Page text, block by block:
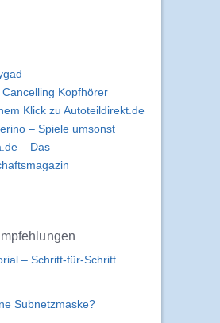
Cancelling Kopfhörer
Klick zu Autoteildirekt.de
– Spiele umsonst
– Das
– Schritt-für-Schritt
Subnetzmaske?